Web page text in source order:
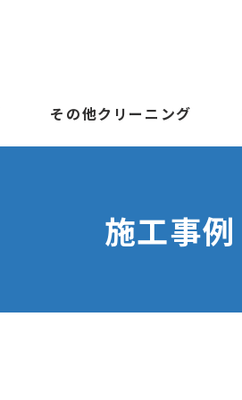
その他クリーニング
施工事例